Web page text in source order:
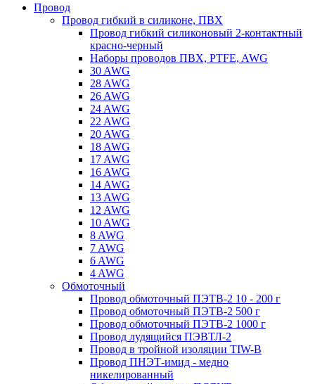
Провод
Провод гибкий в силиконе, ПВХ
Провод гибкий силиконовый 2-контактный
красно-черный
Наборы проводов ПВХ, PTFE, AWG
30 AWG
28 AWG
26 AWG
24 AWG
22 AWG
20 AWG
18 AWG
17 AWG
16 AWG
14 AWG
13 AWG
12 AWG
10 AWG
8 AWG
7 AWG
6 AWG
4 AWG
Обмоточный
Провод обмоточный ПЭТВ-2 10 - 200 г
Провод обмоточный ПЭТВ-2 500 г
Провод обмоточный ПЭТВ-2 1000 г
Провод лудящийся ПЭВТЛ-2
Провод в тройной изоляции TIW-B
Провод ПНЭТ-имид - медно
никелированный